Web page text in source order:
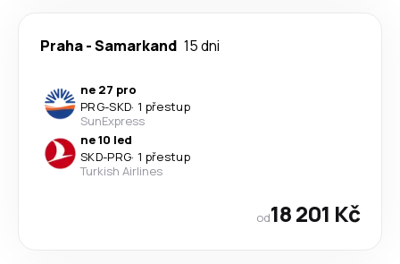
Praha-Samarkand 15 dni
ne 27 pro
PRG-SKD· 1 přestup
SunExpress
ne 10 led
SKD-PRG· 1 přestup
Turkish Airlines
od18 201 Kč